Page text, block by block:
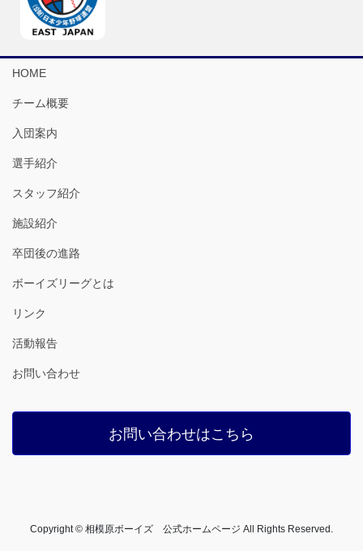
HOME
チーム概要
入団案内
選手紹介
スタッフ紹介
施設紹介
卒団後の進路
ボーイズリーグとは
リンク
活動報告
お問い合わせ
お問い合わせはこちら
Copyright © 相模原ボーイズ 公式ホームページ All Rights Reserved.